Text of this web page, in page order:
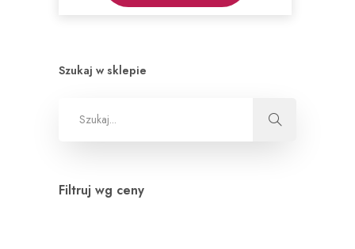
Szukaj w sklepie
Filtruj wg ceny